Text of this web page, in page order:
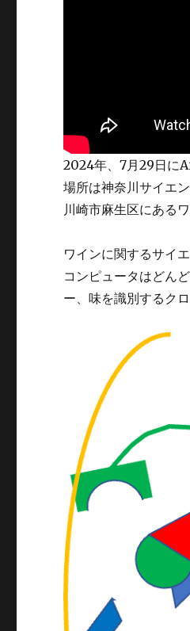
2024年、7月29日に
場所は神奈川サイエ
川崎市麻生区にある
ワインに関するサイ
コンピュータはどん
ー、味を識別するク